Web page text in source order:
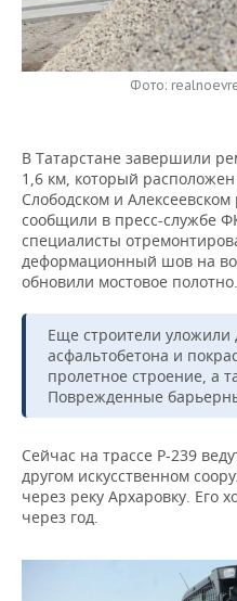
НЕФТЕХИМИЯ
НЕФТЬ
ЭНЕРГЕТИКА
РОЗНИЧНАЯ ТОРГОВЛЯ
НОВОСТИ ТЕХНОЛОГИЙ
ТЕЛЕКОММУНИКАЦИИ
МЕРОПРИЯТИЯ
НОВОСТИ
БИЗНЕС-БРАНЧИ
ONLINE-КОНФЕРЕНЦИИ
ОТКРЫТАЯ ЛЕКЦИЯ
ФУТБОЛ
ХОККЕЙ
БАСКЕТБОЛ
ВОЛЕЙБОЛ
КИБЕРСПОРТ
ВОДНЫЕ ВИДЫ СПОРТА
НОВОСТИ ОБЩЕСТВА
ВЛАСТЬ
ИНФРАСТРУКТУРА
ИСТОРИЯ
КУЛЬТУРА
ОБРАЗОВАНИЕ
ФОТОГАЛЕРЕЯ
СЮЖЕТЫ
СПРАВОЧНИК
СПИСОК ПЕРСОН
СПИСОК КОМПАНИЙ
ПОЛНАЯ ВЕРСИЯ
Фото:
В Татарстане завершили
1,6 км, который
Слободском и
сообщили в пресс-службе
специалисты
деформационный шов на
обновили мостовое полотно.
Еще строители уложили
асфальтобетона и
пролетное строение, а
Поврежденные
Сейчас на трассе Р-239
другом искусственном
через реку Архаровку. Его
через год.